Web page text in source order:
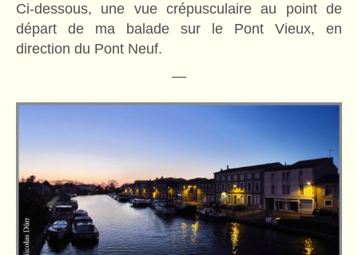
Ci-dessous, une vue crépusculaire au point de
départ de ma balade sur le Pont Vieux, en
direction du Pont Neuf.
—